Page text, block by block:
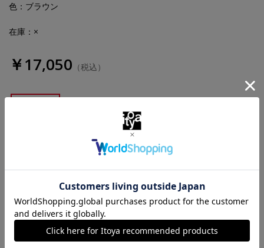
色 ：ブラウン
在庫：×
￥17,050 （税込）
ブラック